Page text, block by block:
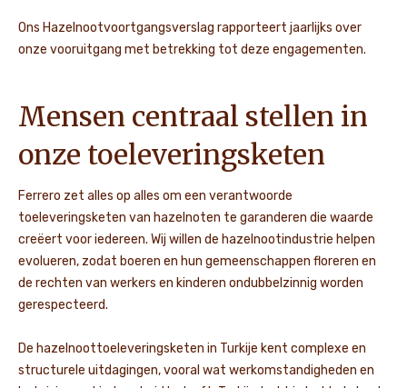
Ons Hazelnootvoortgangsverslag rapporteert jaarlijks over
onze vooruitgang met betrekking tot deze engagementen.
Mensen centraal stellen in
onze toeleveringsketen
Ferrero zet alles op alles om een verantwoorde
toeleveringsketen van hazelnoten te garanderen die waarde
creëert voor iedereen. Wij willen de hazelnootindustrie helpen
evolueren, zodat boeren en hun gemeenschappen floreren en
de rechten van werkers en kinderen ondubbelzinnig worden
gerespecteerd.
De hazelnoottoeleveringsketen in Turkije kent complexe en
structurele uitdagingen, vooral wat werkomstandigheden en